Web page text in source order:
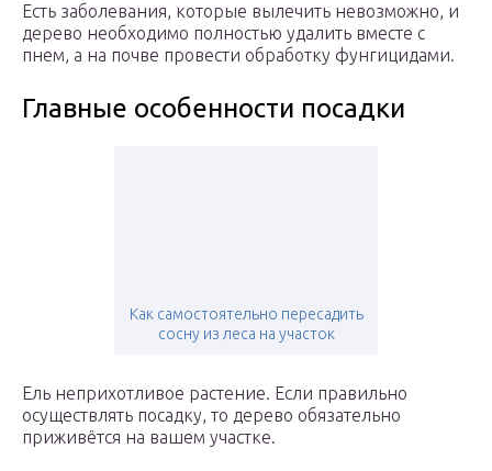
Есть заболевания, которые вылечить невозможно, и
дерево необходимо полностью удалить вместе с
пнем, а на почве провести обработку фунгицидами.
Главные особенности посадки
Как самостоятельно пересадить
сосну из леса на участок
Ель неприхотливое растение. Если правильно
осуществлять посадку, то дерево обязательно
приживётся на вашем участке.